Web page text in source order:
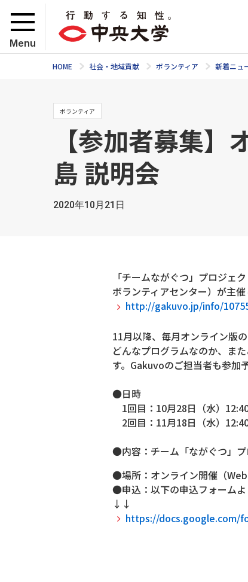
Menu
HOME 社会・地域貢献 ボランティア 新着ニュ
ボランティア
【参加者募集
島 説明会
2020年10月21日
「チームながぐつ」プロジェ
ボランティアセンター）が主
http://gakuvo.jp/info/
11月以降、毎月オンライン版
どんなプログラムなのか、ま
す。Gakuvoのご担当者も参加
●日時
1回目：10月28日（水）
2回目：11月18日（水）
●内容：チーム「ながぐつ」
●場所：オンライン開催（
●申込：以下の申込フォーム
↓↓
https://docs.google.com/